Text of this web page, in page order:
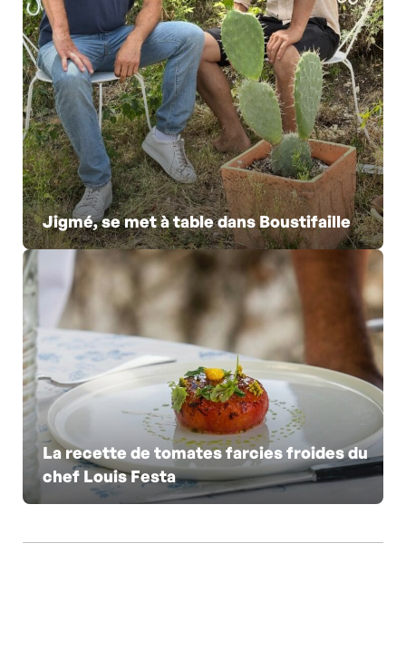
Jigmé, se met à table dans Boustifaille
La recette de tomates farcies froides du
chef Louis Festa